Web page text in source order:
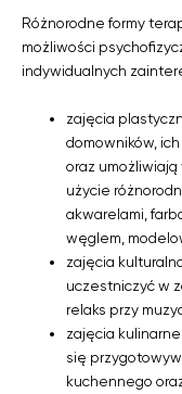
Różnorodne formy
możliwości
indywidualnych
zajęcia
domowników,
oraz
użycie
akwarelami,
węglem,
zajęcia
uczestniczyć w
relaks przy
zajęcia
się
kuchennego